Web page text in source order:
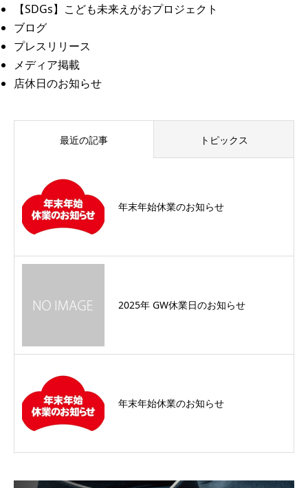
【SDGs】こども未来えがおプロジェクト
ブログ
プレスリリース
メディア掲載
店休日のお知らせ
最近の記事 トピックス
年末年始休業のお知らせ
2025年 GW休業日のお知らせ
年末年始休業のお知らせ